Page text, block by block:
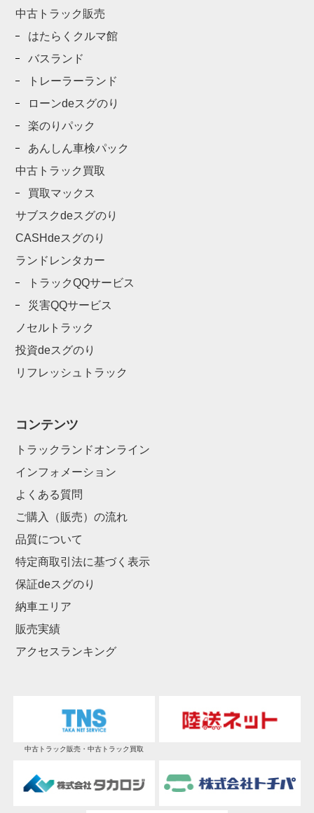
中古トラック販売
はたらくクルマ館
バスランド
トレーラーランド
ローンdeスグのり
楽のりパック
あんしん車検パック
中古トラック買取
買取マックス
サブスクdeスグのり
CASHdeスグのり
ランドレンタカー
トラックQQサービス
災害QQサービス
ノセルトラック
投資deスグのり
リフレッシュトラック
コンテンツ
トラックランドオンライン
インフォメーション
よくある質問
ご購入（販売）の流れ
品質について
特定商取引法に基づく表示
保証deスグのり
納車エリア
販売実績
アクセスランキング
中古トラック販売・中古トラック買取